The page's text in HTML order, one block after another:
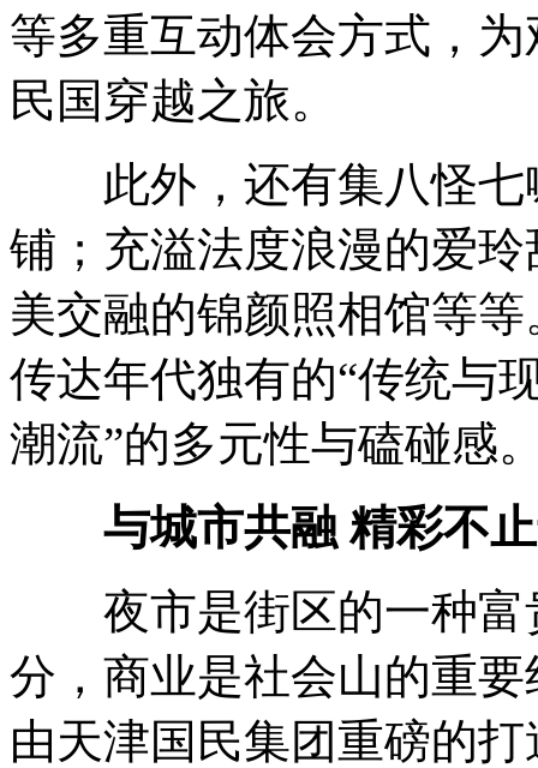
等多重互动体会方式，
民国穿越之旅。
此外，还有集八怪七
铺；充溢法度浪漫的爱
美交融的锦颜照相馆等
传达年代独有的“传统与
潮流”的多元性与磕碰感
与城市共融 精彩不止
夜市是街区的一种富
分，商业是社会山的重
由天津国民集团重磅的